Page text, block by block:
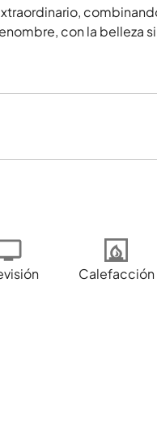
con la belleza
Calefacción